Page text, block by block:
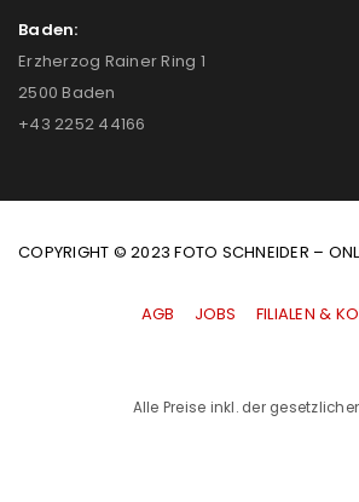
Baden:
Erzherzog Rainer Ring 1
2500 Baden
+43 2252 44166
COPYRIGHT © 2023 FOTO SCHNEIDER –
AGB JOBS FILIALEN &
Alle Preise inkl. der